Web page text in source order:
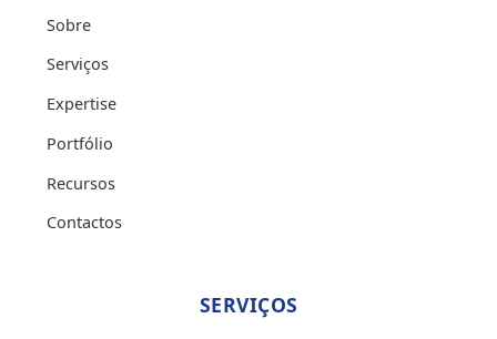
Sobre
Serviços
Expertise
Portfólio
Recursos
Contactos
SERVIÇOS